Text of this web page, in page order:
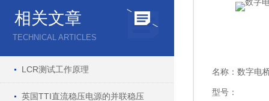
相关文章
TECHNICAL ARTICLES
LCR测试工作原理
英国TTI直流稳压电源的并联稳压
名称： 数字电
型号：